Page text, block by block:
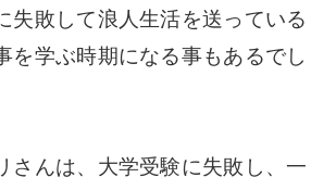
失敗して浪人生活を送っている
を学ぶ時期になる事もあるでし
さんは、大学受験に失敗し、一